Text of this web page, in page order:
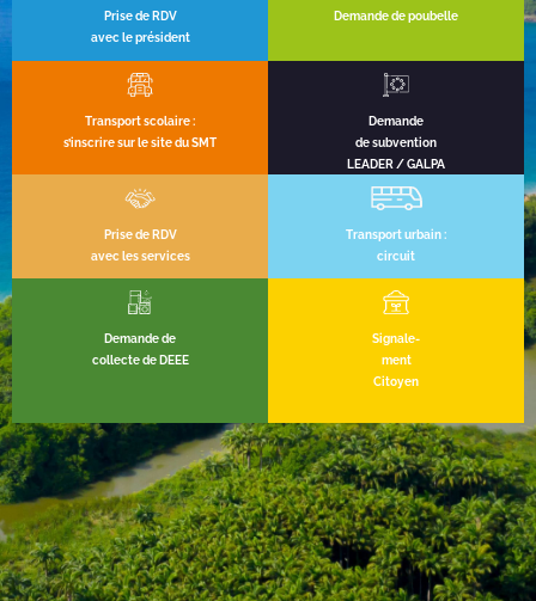
Prise de RDV
avec le président
Demande de poubelle
Transport scolaire :
s’inscrire sur le site du SMT
Demande
de subvention
LEADER / GALPA
Prise de RDV
avec les services
Transport urbain :
circuit
Demande de
collecte de DEEE
Signale-
ment
Citoyen